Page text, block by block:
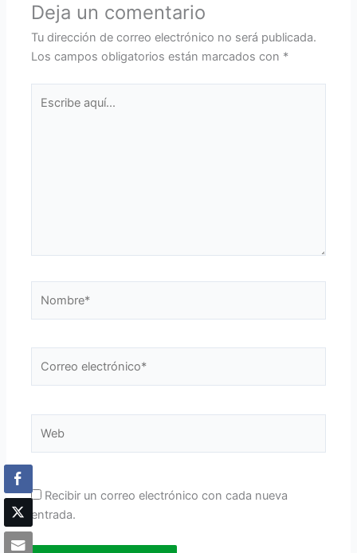
Deja un comentario
Tu dirección de correo electrónico no será publicada.
Los campos obligatorios están marcados con *
aquí...
Recibir un correo electrónico con cada nueva
entrada.